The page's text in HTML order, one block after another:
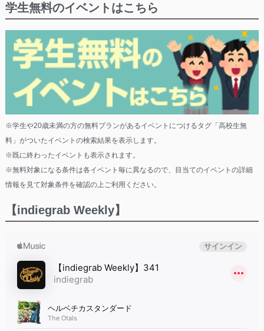
学生無料のイベントはこちら
※学生や20歳未満の方の無料プランがあるイベントにつけるタグ「高校生無
料」がついたイベントの検索結果を表示します。
※既に終わったイベントも表示されます。
※無料対象になる条件は各イベント毎に異なるので、目当てのイベントの詳細
情報を見て対象条件を確認の上ご利用ください。
【indiegrab Weekly】